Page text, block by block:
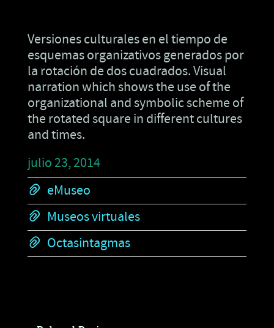
Versiones culturales en el tiempo de
esquemas organizativos generados por
la rotación de dos cuadrados. Visual
narration which shows the use of the
organizational and symbolic scheme of
the rotated square in different cultures
and times.
julio 23, 2014
eMuseo
Museos virtuales
Octasintagmas